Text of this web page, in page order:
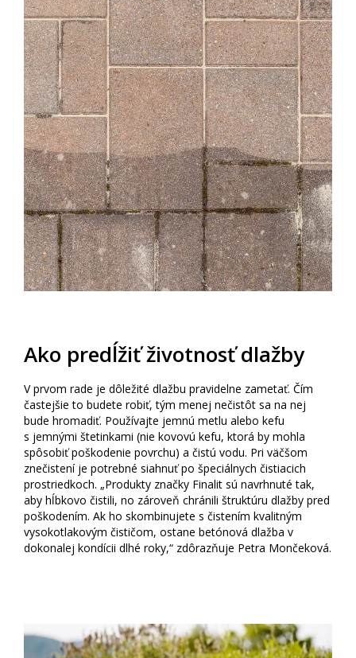
Ako predĺžiť životnosť dlažby
V prvom rade je dôležité dlažbu pravidelne zametať. Čím
častejšie to budete robiť, tým menej nečistôt sa na nej
bude hromadiť. Používajte jemnú metlu alebo kefu
s jemnými štetinkami (nie kovovú kefu, ktorá by mohla
spôsobiť poškodenie povrchu) a čistú vodu. Pri väčšom
znečistení je potrebné siahnuť po špeciálnych čistiacich
prostriedkoch. „Produkty značky Finalit sú navrhnuté tak,
aby hĺbkovo čistili, no zároveň chránili štruktúru dlažby pred
poškodením. Ak ho skombinujete s čistením kvalitným
vysokotlakovým čističom, ostane betónová dlažba v
dokonalej kondícii dlhé roky,“ zdôrazňuje Petra Mončeková.